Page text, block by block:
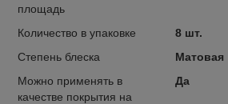
площадь
Количество в упаковке
8 шт.
Степень блеска
Матовая
Можно применять в
качестве покрытия на
Да